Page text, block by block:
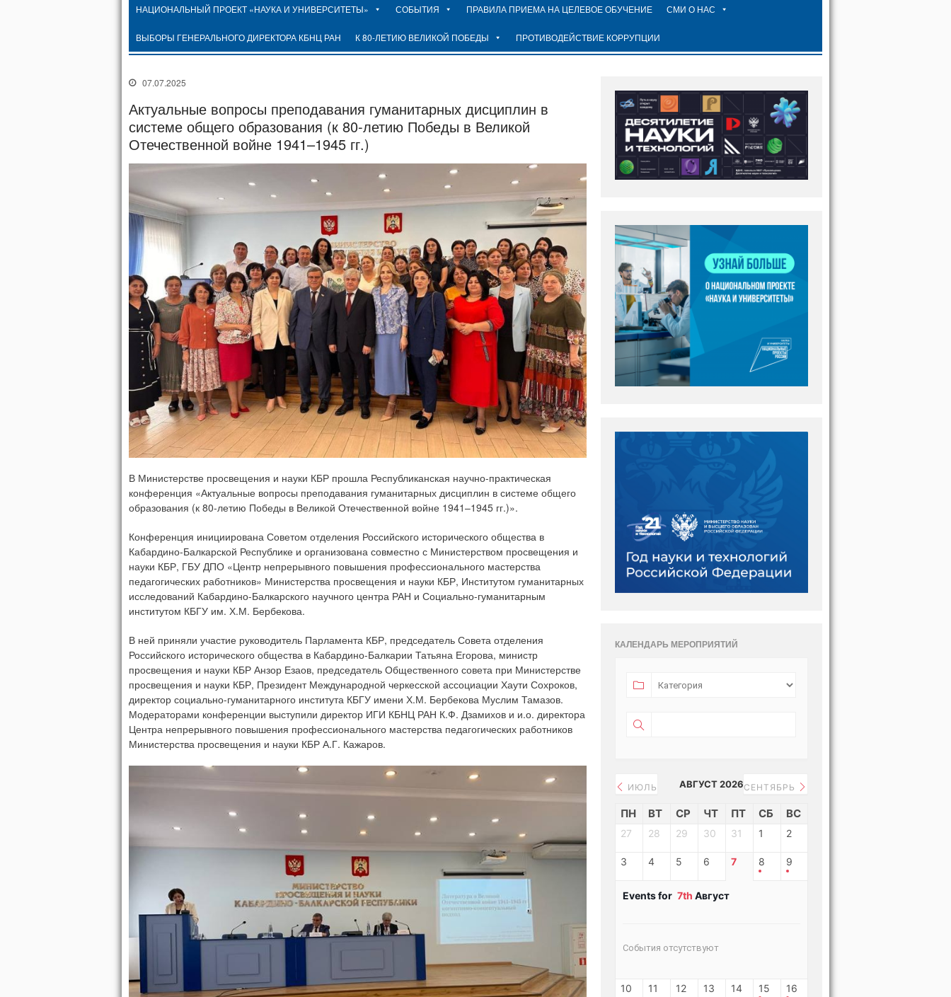
НАЦИОНАЛЬНЫЙ ПРОЕКТ «НАУКА И УНИВЕРСИТЕТЫ» СОБЫТИЯ ПРАВИЛА ПРИЕМА НА ЦЕЛЕВОЕ ОБУЧЕНИЕ СМИ О НАС
ВЫБОРЫ ГЕНЕРАЛЬНОГО ДИРЕКТОРА КБНЦ РАН К 80-ЛЕТИЮ ВЕЛИКОЙ ПОБЕДЫ ПРОТИВОДЕЙСТВИЕ КОРРУПЦИИ
07.07.2025
Актуальные вопросы преподавания гуманитарных дисциплин в
системе общего образования (к 80-летию Победы в Великой
Отечественной войне 1941–1945 гг.)
В Министерстве просвещения и науки КБР прошла Республиканская научно-практическая
конференция «Актуальные вопросы преподавания гуманитарных дисциплин в системе общего
образования (к 80-летию Победы в Великой Отечественной войне 1941–1945 гг.)».
Конференция инициирована Советом отделения Российского исторического общества в
Кабардино-Балкарской Республике и организована совместно с Министерством просвещения и
науки КБР, ГБУ ДПО «Центр непрерывного повышения профессионального мастерства
педагогических работников» Министерства просвещения и науки КБР, Институтом гуманитарных
исследований Кабардино-Балкарского научного центра РАН и Социально-гуманитарным
институтом КБГУ им. Х.М. Бербекова.
В ней приняли участие руководитель Парламента КБР, председатель Совета отделения
Российского исторического общества в Кабардино-Балкарии Татьяна Егорова, министр
просвещения и науки КБР Анзор Езаов, председатель Общественного совета при Министерстве
просвещения и науки КБР, Президент Международной черкесской ассоциации Хаути Сохроков,
директор социально-гуманитарного института КБГУ имени Х.М. Бербекова Муслим Тамазов.
Модераторами конференции выступили директор ИГИ КБНЦ РАН К.Ф. Дзамихов и и.о. директора
Центра непрерывного повышения профессионального мастерства педагогических работников
Министерства просвещения и науки КБР А.Г. Кажаров.
КАЛЕНДАРЬ МЕРОПРИЯТИЙ
ИЮЛЬ АВГУСТ 2026СЕНТЯБРЬ
ПН ВТ СР ЧТ ПТ СБ ВС
27 28 29 30 31 1 2
3 4 5 6 7 8 9
Events for 7th Август
События отсутствуют
10 11 12 13 14 15 16